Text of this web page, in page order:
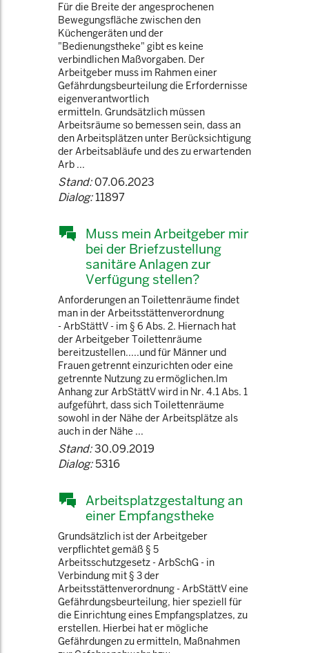
Für die Breite der angesprochenen
Bewegungsfläche zwischen den
Küchengeräten und der
"Bedienungstheke" gibt es keine
verbindlichen Maßvorgaben. Der
Arbeitgeber muss im Rahmen einer
Gefährdungsbeurteilung die Erfordernisse
eigenverantwortlich
ermitteln. Grundsätzlich müssen
Arbeitsräume so bemessen sein, dass an
den Arbeitsplätzen unter Berücksichtigung
der Arbeitsabläufe und des zu erwartenden
Arb ...
Stand:07.06.2023
Dialog:11897
Muss mein Arbeitgeber mir
bei der Briefzustellung
sanitäre Anlagen zur
Verfügung stellen?
Anforderungen an Toilettenräume findet
man in der Arbeitsstättenverordnung
- ArbStättV - im § 6 Abs. 2. Hiernach hat
der Arbeitgeber Toilettenräume
bereitzustellen.....und für Männer und
Frauen getrennt einzurichten oder eine
getrennte Nutzung zu ermöglichen.Im
Anhang zur ArbStättV wird in Nr. 4.1 Abs. 1
aufgeführt, dass sich Toilettenräume
sowohl in der Nähe der Arbeitsplätze als
auch in der Nähe ...
Stand:30.09.2019
Dialog:5316
Arbeitsplatzgestaltung an
einer Empfangstheke
Grundsätzlich ist der Arbeitgeber
verpflichtet gemäß § 5
Arbeitsschutzgesetz - ArbSchG - in
Verbindung mit § 3 der
Arbeitsstättenverordnung - ArbStättV eine
Gefährdungsbeurteilung, hier speziell für
die Einrichtung eines Empfangsplatzes, zu
erstellen. Hierbei hat er mögliche
Gefährdungen zu ermitteln, Maßnahmen